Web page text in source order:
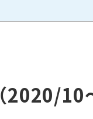
2020/10